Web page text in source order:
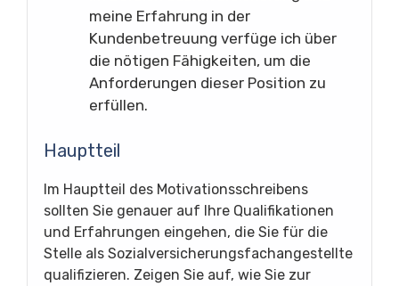
meine Erfahrung in der
Kundenbetreuung verfüge ich über
die nötigen Fähigkeiten, um die
Anforderungen dieser Position zu
erfüllen.
Hauptteil
Im Hauptteil des Motivationsschreibens
sollten Sie genauer auf Ihre Qualifikationen
und Erfahrungen eingehen, die Sie für die
Stelle als Sozialversicherungsfachangestellte
qualifizieren. Zeigen Sie auf, wie Sie zur